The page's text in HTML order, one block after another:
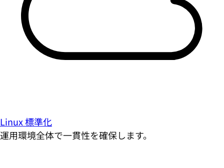
Linux 標準化
運用環境全体で一貫性を確保します。